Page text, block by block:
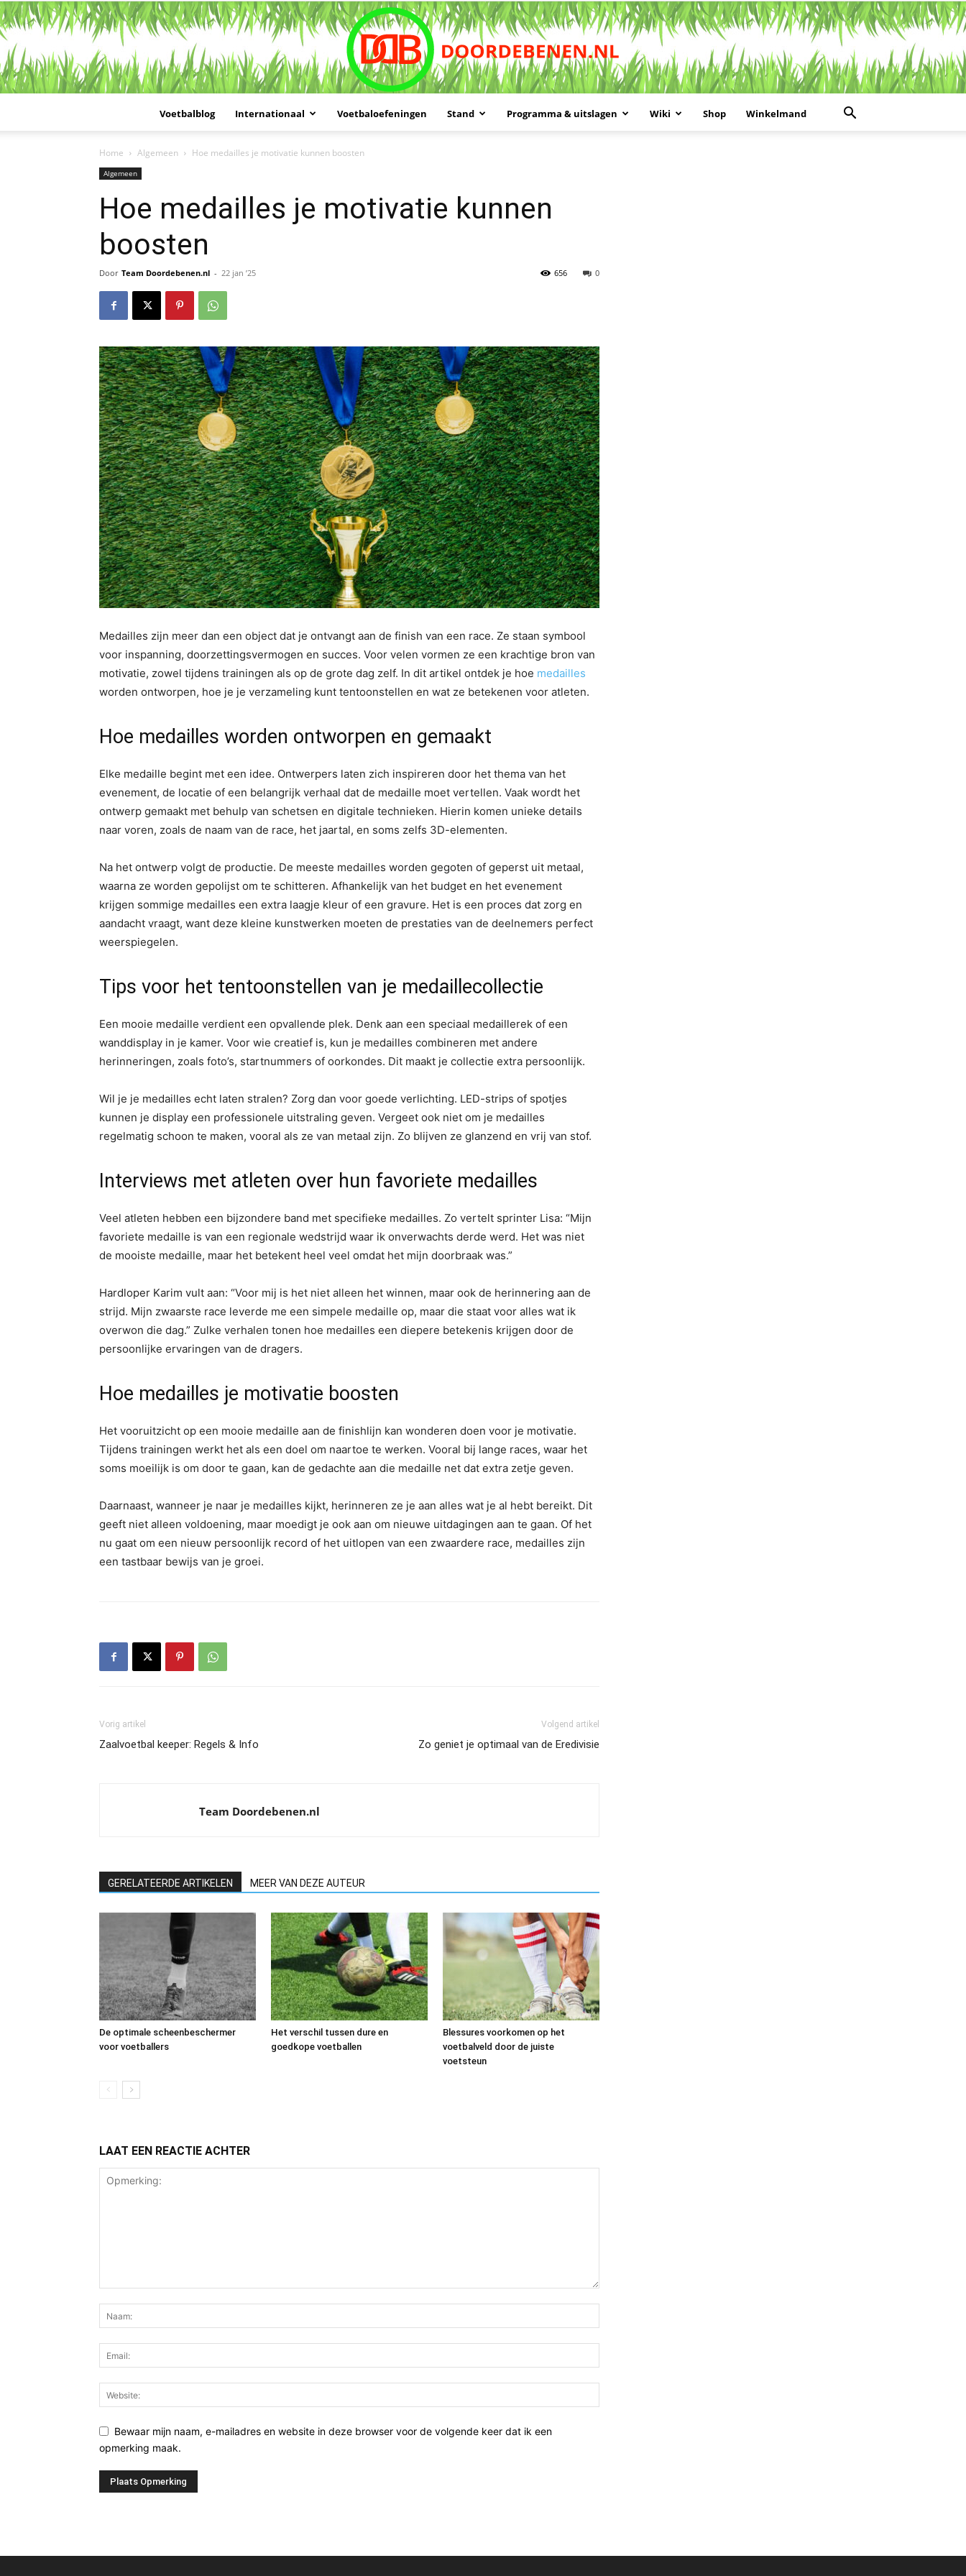
Voetbalblog Internationaal Voetbaloefeningen Stand Programma & uitslagen Wiki Shop Winkelmand
Home Algemeen Hoe medailles je motivatie kunnen boosten
Algemeen
Hoe medailles je motivatie kunnen
boosten
Door Team Doordebenen.nl - 22 jan ’25 0
656
Medailles zijn meer dan een object dat je ontvangt aan de finish van een race. Ze staan symbool
voor inspanning, doorzettingsvermogen en succes. Voor velen vormen ze een krachtige bron van
motivatie, zowel tijdens trainingen als op de grote dag zelf. In dit artikel ontdek je hoe medailles
worden ontworpen, hoe je je verzameling kunt tentoonstellen en wat ze betekenen voor atleten.
Hoe medailles worden ontworpen en gemaakt
Elke medaille begint met een idee. Ontwerpers laten zich inspireren door het thema van het
evenement, de locatie of een belangrijk verhaal dat de medaille moet vertellen. Vaak wordt het
ontwerp gemaakt met behulp van schetsen en digitale technieken. Hierin komen unieke details
naar voren, zoals de naam van de race, het jaartal, en soms zelfs 3D-elementen.
Na het ontwerp volgt de productie. De meeste medailles worden gegoten of geperst uit metaal,
waarna ze worden gepolijst om te schitteren. Afhankelijk van het budget en het evenement
krijgen sommige medailles een extra laagje kleur of een gravure. Het is een proces dat zorg en
aandacht vraagt, want deze kleine kunstwerken moeten de prestaties van de deelnemers perfect
weerspiegelen.
Tips voor het tentoonstellen van je medaillecollectie
Een mooie medaille verdient een opvallende plek. Denk aan een speciaal medaillerek of een
wanddisplay in je kamer. Voor wie creatief is, kun je medailles combineren met andere
herinneringen, zoals foto’s, startnummers of oorkondes. Dit maakt je collectie extra persoonlijk.
Wil je je medailles echt laten stralen? Zorg dan voor goede verlichting. LED-strips of spotjes
kunnen je display een professionele uitstraling geven. Vergeet ook niet om je medailles
regelmatig schoon te maken, vooral als ze van metaal zijn. Zo blijven ze glanzend en vrij van stof.
Interviews met atleten over hun favoriete medailles
Veel atleten hebben een bijzondere band met specifieke medailles. Zo vertelt sprinter Lisa: “Mijn
favoriete medaille is van een regionale wedstrijd waar ik onverwachts derde werd. Het was niet
de mooiste medaille, maar het betekent heel veel omdat het mijn doorbraak was.”
Hardloper Karim vult aan: “Voor mij is het niet alleen het winnen, maar ook de herinnering aan de
strijd. Mijn zwaarste race leverde me een simpele medaille op, maar die staat voor alles wat ik
overwon die dag.” Zulke verhalen tonen hoe medailles een diepere betekenis krijgen door de
persoonlijke ervaringen van de dragers.
Hoe medailles je motivatie boosten
Het vooruitzicht op een mooie medaille aan de finishlijn kan wonderen doen voor je motivatie.
Tijdens trainingen werkt het als een doel om naartoe te werken. Vooral bij lange races, waar het
soms moeilijk is om door te gaan, kan de gedachte aan die medaille net dat extra zetje geven.
Daarnaast, wanneer je naar je medailles kijkt, herinneren ze je aan alles wat je al hebt bereikt. Dit
geeft niet alleen voldoening, maar moedigt je ook aan om nieuwe uitdagingen aan te gaan. Of het
nu gaat om een nieuw persoonlijk record of het uitlopen van een zwaardere race, medailles zijn
een tastbaar bewijs van je groei.
Vorig artikel
Zaalvoetbal keeper: Regels & Info
Volgend artikel
Zo geniet je optimaal van de Eredivisie
Team Doordebenen.nl
GERELATEERDE ARTIKELEN MEER VAN DEZE AUTEUR
De optimale scheenbeschermer
voor voetballers
Het verschil tussen dure en
goedkope voetballen
Blessures voorkomen op het
voetbalveld door de juiste
voetsteun
LAAT EEN REACTIE ACHTER
Bewaar mijn naam, e-mailadres en website in deze browser voor de volgende keer dat ik een
opmerking maak.